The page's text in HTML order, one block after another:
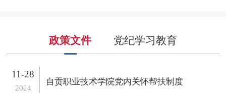
政策文件 党纪学习教育
11-28
2024
自贡职业技术学院党内关怀帮扶制度